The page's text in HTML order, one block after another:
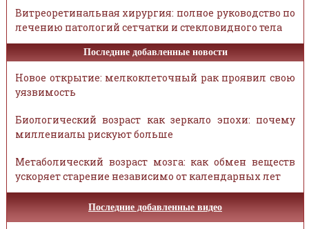
Витреоретинальная хирургия: полное руководство по
лечению патологий сетчатки и стекловидного тела
Последние добавленные новости
Новое открытие: мелкоклеточный рак проявил свою
уязвимость
Биологический возраст как зеркало эпохи: почему
миллениалы рискуют больше
Метаболический возраст мозга: как обмен веществ
ускоряет старение независимо от календарных лет
Последние добавленные видео